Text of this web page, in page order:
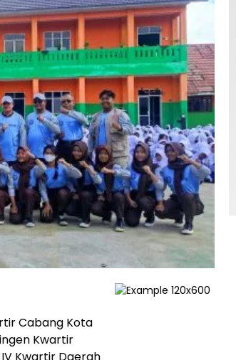
Cabang Kota
Kwartir
Kwartir Daerah